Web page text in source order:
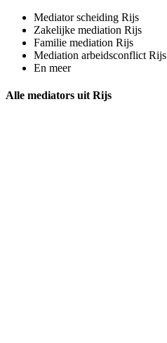
Mediator scheiding Rijs
Zakelijke mediation Rijs
Familie mediation Rijs
Mediation arbeidsconflict Rijs
En meer
Alle mediators uit Rijs